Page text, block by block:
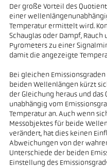
Der große Vorteil des
einer
Temperatur ermittelt wird.
Schauglas oder Dampf,
Pyrometers zu einer
damit die angezeigte
Bei gleichen
beiden Wellenlängen kürzt
der Gleichung heraus und
unabhängig vom
Temperatur an. Auch wenn
Messobjektes für beide
verändert, hat dies keinen
Abweichungen von der
Unterschiede der beiden
Einstellung des